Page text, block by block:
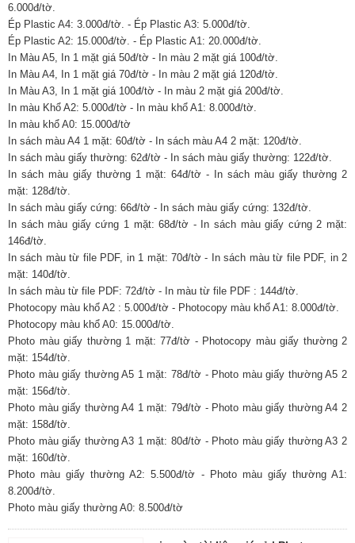
6.000đ/tờ.
Ép Plastic A4: 3.000đ/tờ. - Ép Plastic A3: 5.000đ/tờ.
Ép Plastic A2: 15.000đ/tờ. - Ép Plastic A1: 20.000đ/tờ.
In Màu A5, In 1 mặt giá 50đ/tờ - In màu 2 mặt giá 100đ/tờ.
In Màu A4, In 1 mặt giá 70đ/tờ - In màu 2 mặt giá 120đ/tờ.
In Màu A3, In 1 mặt giá 100đ/tờ - In màu 2 mặt giá 200đ/tờ.
In màu Khổ A2: 5.000đ/tờ - In màu khổ A1: 8.000đ/tờ.
In màu khổ A0: 15.000đ/tờ
In sách màu A4 1 mặt: 60đ/tờ - In sách màu A4 2 mặt: 120đ/tờ.
In sách màu giấy thường: 62đ/tờ - In sách màu giấy thường: 122đ/tờ.
In sách màu giấy thường 1 mặt: 64đ/tờ - In sách màu giấy thường 2
mặt: 128đ/tờ.
In sách màu giấy cứng: 66đ/tờ - In sách màu giấy cứng: 132đ/tờ.
In sách màu giấy cứng 1 mặt: 68đ/tờ - In sách màu giấy cứng 2 mặt:
146đ/tờ.
In sách màu từ file PDF, in 1 mặt: 70đ/tờ - In sách màu từ file PDF, in 2
mặt: 140đ/tờ.
In sách màu từ file PDF: 72đ/tờ - In màu từ file PDF : 144đ/tờ.
Photocopy màu khổ A2 : 5.000đ/tờ - Photocopy màu khổ A1: 8.000đ/tờ.
Photocopy màu khổ A0: 15.000đ/tờ.
Photo màu giấy thường 1 mặt: 77đ/tờ - Photocopy màu giấy thường 2
mặt: 154đ/tờ.
Photo màu giấy thường A5 1 mặt: 78đ/tờ - Photo màu giấy thường A5 2
mặt: 156đ/tờ.
Photo màu giấy thường A4 1 mặt: 79đ/tờ - Photo màu giấy thường A4 2
mặt: 158đ/tờ.
Photo màu giấy thường A3 1 mặt: 80đ/tờ - Photo màu giấy thường A3 2
mặt: 160đ/tờ.
Photo màu giấy thường A2: 5.500đ/tờ - Photo màu giấy thường A1:
8.200đ/tờ.
Photo màu giấy thường A0: 8.500đ/tờ